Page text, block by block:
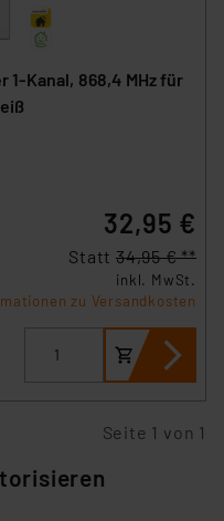
Kanal, 868,4 MHz für
32,95 €
Statt 34,95 € **
inkl. MwSt.
zu Versandkosten
Seite 1 von 1